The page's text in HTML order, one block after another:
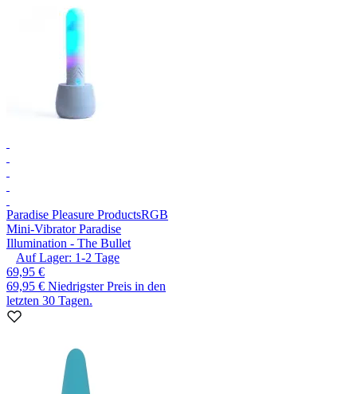
Paradise Pleasure ProductsRGB
Mini-Vibrator Paradise
Illumination - The Bullet
Auf Lager: 1-2 Tage
69,95 €
69,95 € Niedrigster Preis in den
letzten 30 Tagen.